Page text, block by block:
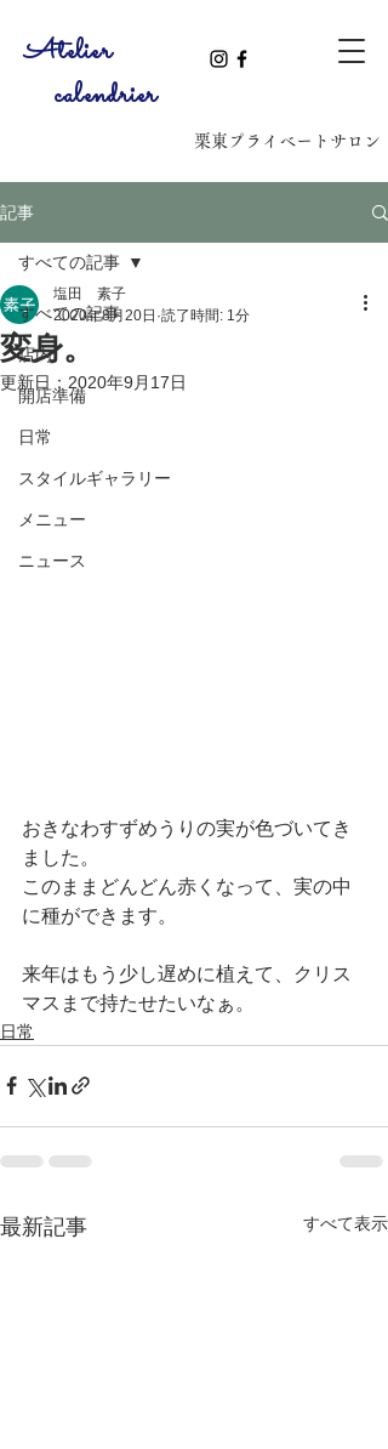
​Atelier
calendrier
​栗東プライベートサロン
記事
すべての記事
店内
開店準備
日常
スタイルギャラリー
メニュー
ニュース
すべての記事
変身。
塩田 素子
2020年8月20日 読了時間: 1分
更新日： 2020年9月17日
おきなわすずめうりの実が色づいてき
ました。
このままどんどん赤くなって、実の中
に種ができます。
来年はもう少し遅めに植えて、クリス
マスまで持たせたいなぁ。
日常
最新記事 すべて表示